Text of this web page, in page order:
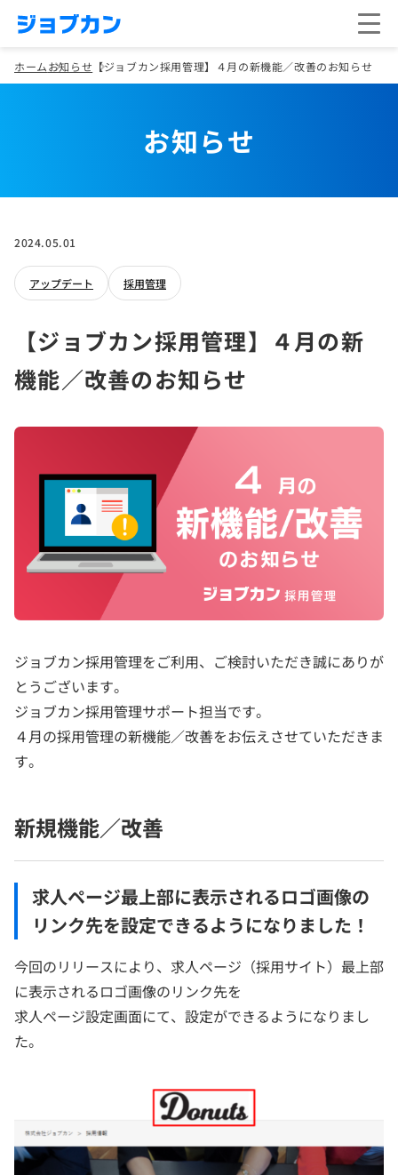
ホームお知らせ 【ジョブカン採用管理】４月の新機能／改善のお知らせ
お知らせ
2024.05.01
アップデート 採用管理
【ジョブカン採用管理】４月の新
機能／改善のお知らせ
ジョブカン採用管理をご利用、ご検討いただき誠にありが
とうございます。
ジョブカン採用管理サポート担当です。
４月の採用管理の新機能／改善をお伝えさせていただきま
す。
新規機能／改善
求人ページ最上部に表示されるロゴ画像の
リンク先を設定できるようになりました！
今回のリリースにより、求人ページ（採用サイト）最上部
に表示されるロゴ画像のリンク先を
求人ページ設定画面にて、設定ができるようになりまし
た。